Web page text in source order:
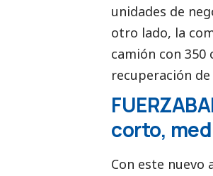
unidades de
otro lado, la
camión con
recuperación de
corto,
Con este nuevo